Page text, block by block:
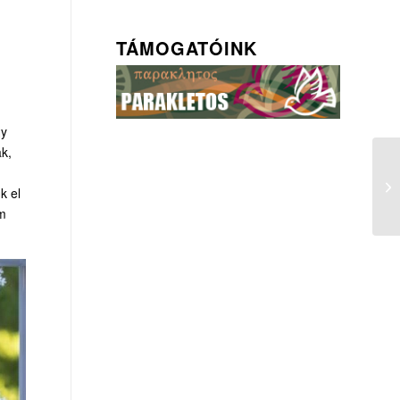
el
TÁMOGATÓINK